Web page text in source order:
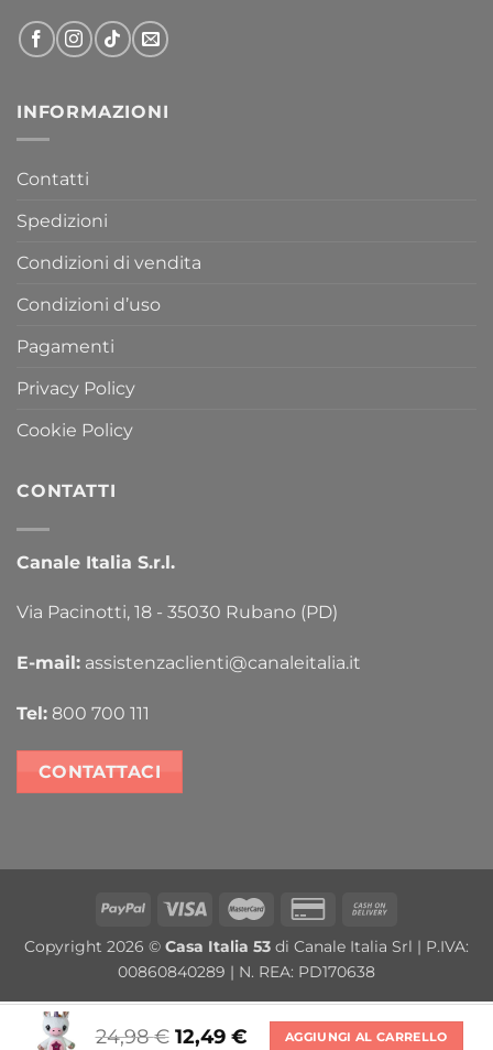
INFORMAZIONI
Contatti
Spedizioni
Condizioni di vendita
Condizioni d’uso
Pagamenti
Privacy Policy
Cookie Policy
CONTATTI
Canale Italia S.r.l.
Via Pacinotti, 18 - 35030 Rubano (PD)
E-mail: assistenzaclienti@canaleitalia.it
Tel: 800 700 111
CONTATTACI
PayPal Visa MasterCardCredit
2
Delivery
Copyright 2026 © Casa Italia 53 di Canale Italia Srl | P.IVA:
00860840289 | N. REA: PD170638
24,98€ 12,49 € AGGIUNGI AL CARRELLO